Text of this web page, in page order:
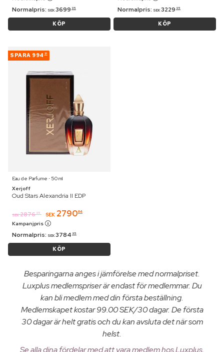
Normalpris: SEK 3699 95
KÖP
Normalpris: SEK 3229 95
KÖP
SPARA 994 31
Eau de Parfume ⋅ 50 ml
Xerjoff
Oud Stars Alexandria II EDP
SEK 2876 95 SEK 279064
Kampanjpris
Normalpris: SEK 3784 95
KÖP
Besparingarna anges i jämförelse med normalpriset.
Luxplus medlemspriser är endast för medlemmar. Du
kan bli medlem med din första beställning.
Medlemskapet kostar 99.00 SEK/30 dagar. De första
30 dagar är helt gratis och du kan avsluta det när som
helst.
Se alla dina fördelar med att vara medlem hos Luxplus.